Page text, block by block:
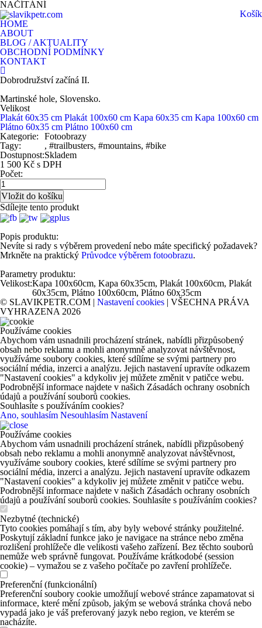
NAČÍTÁNÍ
Košík
HOME
ABOUT
BLOG / AKTUALITY
OBCHODNÍ PODMÍNKY
KONTAKT
Dobrodružství začíná II.
Martinské hole, Slovensko.
Velikost
Plakát 60x35 cm Plakát 100x60 cm Kapa 60x35 cm Kapa 100x60 cm
Plátno 60x35 cm Plátno 100x60 cm
Kategorie:
Fotoobrazy
Tagy:
, #trailbusters, #mountains, #bike
Dostupnost:Skladem
1 500 Kč s DPH
Počet:
Sdílejte tento produkt
Popis produktu:
Nevíte si rady s výběrem provedení nebo máte specifický požadavek?
Mrkněte na praktický Průvodce výběrem fotoobrazu.
Parametry produktu:
Velikost:Kapa 100x60cm, Kapa 60x35cm, Plakát 100x60cm, Plakát
60x35cm, Plátno 100x60cm, Plátno 60x35cm
© SLAVIKPETR.COM | Nastavení cookies | VŠECHNA PRÁVA
VYHRAZENA 2026
Používáme cookies
Abychom vám usnadnili procházení stránek, nabídli přizpůsobený
obsah nebo reklamu a mohli anonymně analyzovat návštěvnost,
využíváme soubory cookies, které sdílíme se svými partnery pro
sociální média, inzerci a analýzu. Jejich nastavení upravíte odkazem
"Nastavení cookies" a kdykoliv jej můžete změnit v patičce webu.
Podrobnější informace najdete v našich Zásadách ochrany osobních
údajů a používání souborů cookies.
Souhlasíte s používáním cookies?
Ano, souhlasím Nesouhlasím Nastavení
Používáme cookies
Abychom vám usnadnili procházení stránek, nabídli přizpůsobený
obsah nebo reklamu a mohli anonymně analyzovat návštěvnost,
využíváme soubory cookies, které sdílíme se svými partnery pro
sociální média, inzerci a analýzu. Jejich nastavení upravíte odkazem
"Nastavení cookies" a kdykoliv jej můžete změnit v patičce webu.
Podrobnější informace najdete v našich Zásadách ochrany osobních
údajů a používání souborů cookies. Souhlasíte s používáním cookies?
Nezbytné (technické)
Tyto cookies pomáhají s tím, aby byly webové stránky použitelné.
Poskytují základní funkce jako je navigace na stránce nebo změna
rozlišení prohlížeče dle velikosti vašeho zařízení. Bez těchto souborů
nemůže web správně fungovat. Používáme krátkodobé (session
cookie) – vymažou se z vašeho počítače po zavření prohlížeče.
Preferenční (funkcionální)
Preferenční soubory cookie umožňují webové stránce zapamatovat si
informace, které mění způsob, jakým se webová stránka chová nebo
vypadá jako je váš preferovaný jazyk nebo region, ve kterém se
nacházíte.